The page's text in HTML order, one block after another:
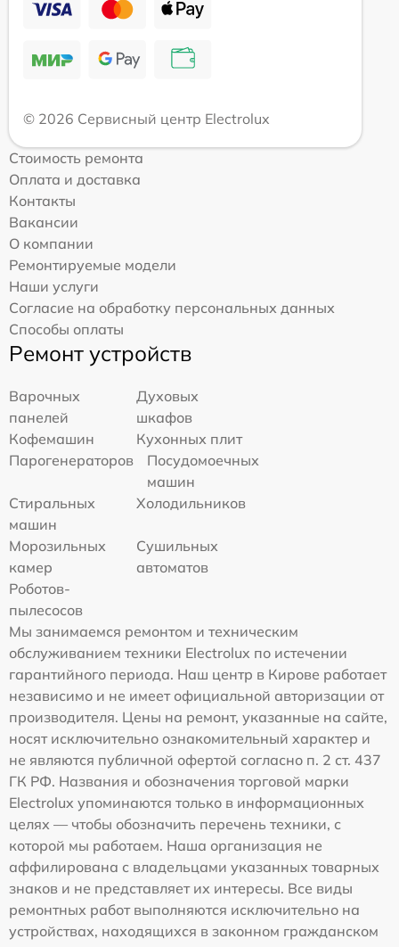
© 2026 Сервисный центр Electrolux
Стоимость ремонта
Оплата и доставка
Контакты
Вакансии
О компании
Ремонтируемые модели
Наши услуги
Согласие на обработку персональных данных
Способы оплаты
Ремонт устройств
Варочных
панелей
Духовых
шкафов
Кофемашин
Кухонных плит
Парогенераторов
Посудомоечных
машин
Стиральных
машин
Холодильников
Морозильных
камер
Сушильных
автоматов
Роботов-
пылесосов
Мы занимаемся ремонтом и техническим
обслуживанием техники Electrolux по истечении
гарантийного периода. Наш центр в Кирове работает
независимо и не имеет официальной авторизации от
производителя. Цены на ремонт, указанные на сайте,
носят исключительно ознакомительный характер и
не являются публичной офертой согласно п. 2 ст. 437
ГК РФ. Названия и обозначения торговой марки
Electrolux упоминаются только в информационных
целях — чтобы обозначить перечень техники, с
которой мы работаем. Наша организация не
аффилирована с владельцами указанных товарных
знаков и не представляет их интересы. Все виды
ремонтных работ выполняются исключительно на
устройствах, находящихся в законном гражданском